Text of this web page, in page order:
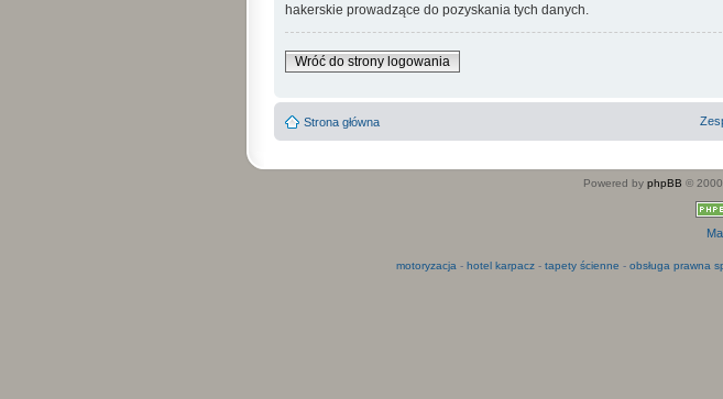
hakerskie prowadzące do pozyskania tych danych.
Wróć do strony logowania
Strona główna
Powered by phpBB ©
motoryzacja - hotel karpacz- tapety ścienne - obsługa prawna